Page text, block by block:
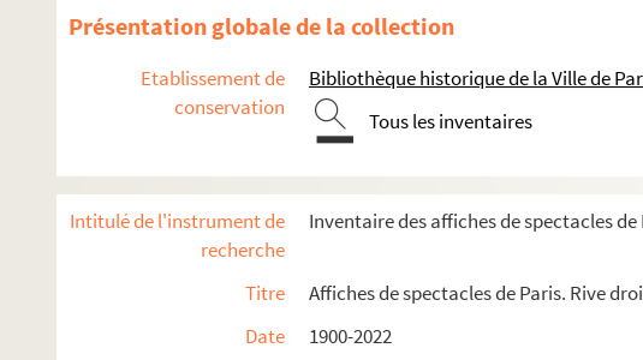
Présentation globale de la collection
Etablissement de
conservation
Bibliothèque historique de la Ville de
Tous les inventaires
Intitulé de l'instrument de
recherche
Inventaire des affiches de spectacles de
Titre
Affiches de spectacles de Paris. Rive
Date
1900-2022
4-AFF-002252-(18). Bouvier. Obadia. Plein soleil
4-AFF-002252-(19). Carte blanche à Jean Guizerix
4-AFF-002252-(20). Casse-noisette
4-AFF-002252-(21). Classique du XXe siècle
4-AFF-002252-(22). Compagnie Bagouet. So Schnell ; One story
4-AFF-002252-(24). Coppelia. Divertimento
4-AFF-002252-(03). Le coq d'or ; La grisi